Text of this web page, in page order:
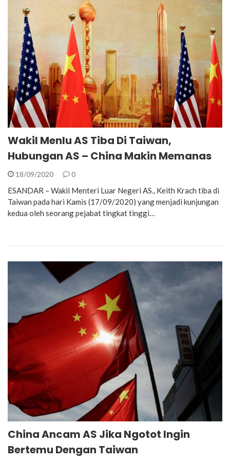
Wakil Menlu AS Tiba Di Taiwan,
Hubungan AS – China Makin Memanas
18/09/2020 0
ESANDAR – Wakil Menteri Luar Negeri AS., Keith Krach tiba di
Taiwan pada hari Kamis (17/09/2020) yang menjadi kunjungan
kedua oleh seorang pejabat tingkat tinggi…
China Ancam AS Jika Ngotot Ingin
Bertemu Dengan Taiwan